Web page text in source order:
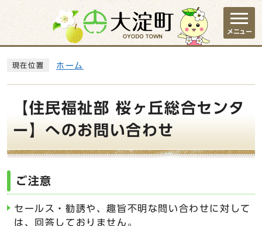
ページの先頭です
メニュー
現在位置 ホーム
【住民福祉部 桜ヶ丘総合センタ
ー】へのお問い合わせ
ご注意
セールス・勧誘や、趣旨不明な問い合わせに対して
は、回答しておりません。